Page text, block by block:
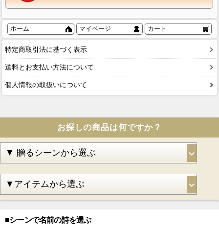
ホーム マイページ カート
特定商取引法に基づく表示
送料とお支払い方法について
個人情報の取扱いについて
お探しの商品は何ですか？
■シーンで名前の詩を選ぶ